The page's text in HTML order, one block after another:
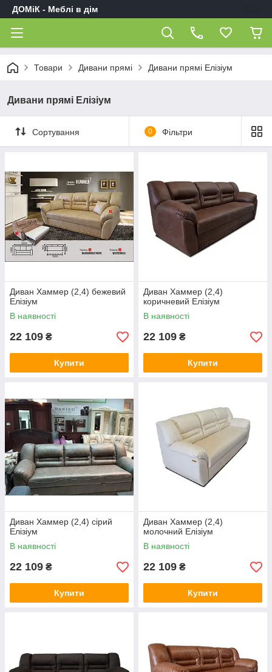
ДОМіК - Меблі в дім
Товари Дивани прямі Дивани прямі Елізіум
Дивани прямі Елізіум
Сортування 0 Фільтри
Диван Хаммер (2,4) бежевий
Елізіум
В наявності
22 109 ₴
Купити
Диван Хаммер (2,4)
коричневий Елізіум
В наявності
22 109 ₴
Купити
Диван Хаммер (2,4) сірий
Елізіум
В наявності
22 109 ₴
Купити
Диван Хаммер (2,4)
молочний Елізіум
В наявності
22 109 ₴
Купити